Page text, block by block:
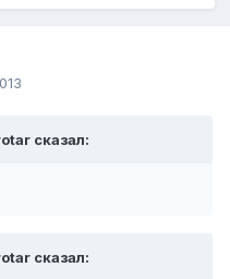
сказал:
сказал: